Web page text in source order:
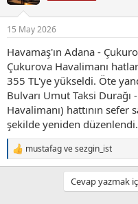
:
15 May 2026
Havamaş'ın Adana -
Çukurova Havalimanı
355 TL'ye yükseldi. Öte
Bulvarı Umut Taksi Durağı
Havalimanı) hattının
şekilde yeniden düzenlendi.
T
e
mustafagvesezgin_ist
Cevap yazmak